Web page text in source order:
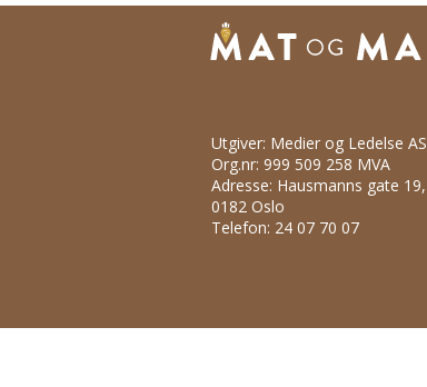
Utgiver: Medier og Ledelse AS
Org.nr: 999 509 258 MVA
Adresse: Hausmanns gate 19,
0182 Oslo
Telefon: 24 07 70 07